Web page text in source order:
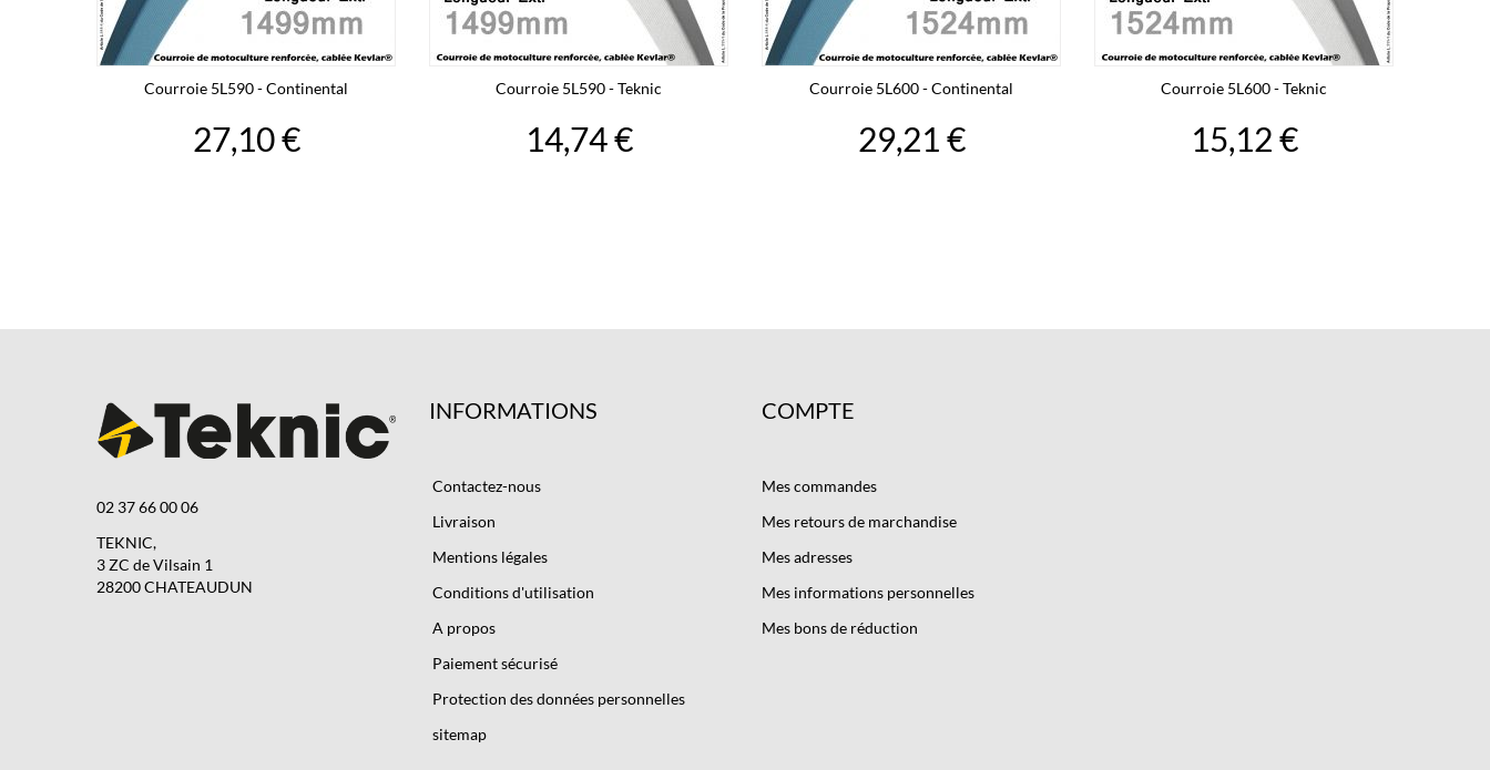
Courroie 5L590 - Continental
27,10 €
Courroie 5L590 - Teknic
14,74 €
Courroie 5L600 - Continental
29,21 €
Courroie 5L600 - Teknic
15,12 €
02 37 66 00 06
TEKNIC,
3 ZC de Vilsain 1
28200 CHATEAUDUN
INFORMATIONS
Contactez-nous
Livraison
Mentions légales
Conditions d'utilisation
A propos
Paiement sécurisé
Protection des données personnelles
sitemap
COMPTE
Mes commandes
Mes retours de marchandise
Mes adresses
Mes informations personnelles
Mes bons de réduction